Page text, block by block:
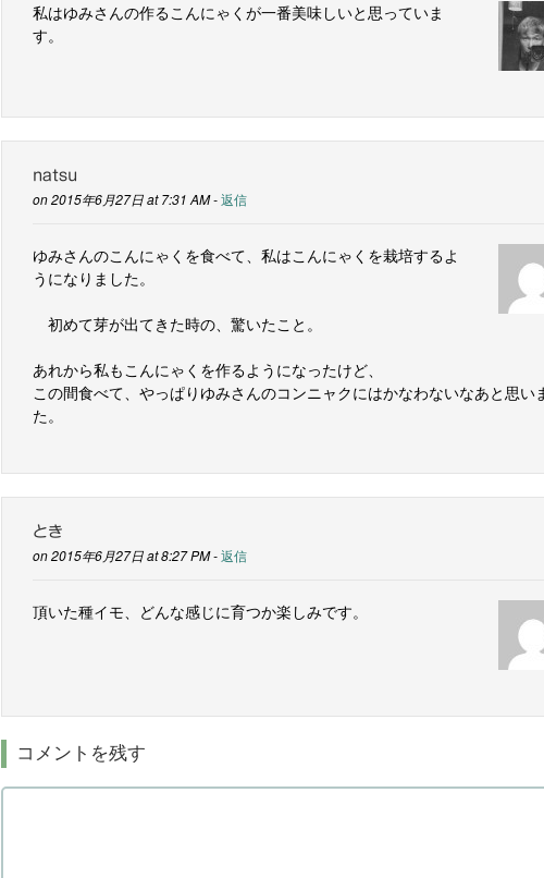
私はゆみさんの作るこんにゃくが一番美味しいと思っていま
す。
natsu
on 2015年6月27日 at 7:31 AM -返信
ゆみさんのこんにゃくを食べて、私はこんにゃくを栽培するよ
うになりました。
初めて芽が出てきた時の、驚いたこと。
あれから私もこんにゃくを作るようになったけど、
この間食べて、やっぱりゆみさんのコンニャクにはかなわないなあと思い
た。
とき
on 2015年6月27日 at 8:27 PM -返信
頂いた種イモ、どんな感じに育つか楽しみです。
コメントを残す